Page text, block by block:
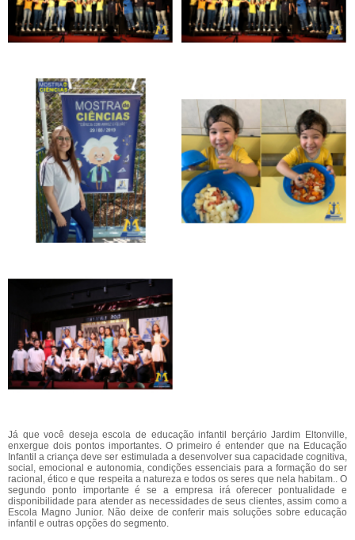
Já que você deseja escola de educação infantil berçário Jardim Eltonville,
enxergue dois pontos importantes. O primeiro é entender que na Educação
Infantil a criança deve ser estimulada a desenvolver sua capacidade cognitiva,
social, emocional e autonomia, condições essenciais para a formação do ser
racional, ético e que respeita a natureza e todos os seres que nela habitam.. O
segundo ponto importante é se a empresa irá oferecer pontualidade e
disponibilidade para atender as necessidades de seus clientes, assim como a
Escola Magno Junior. Não deixe de conferir mais soluções sobre educação
infantil e outras opções do segmento.